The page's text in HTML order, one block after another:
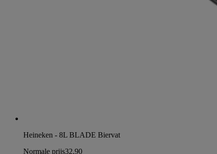
Heineken - 8L BLADE Biervat
Normale prijs32,90